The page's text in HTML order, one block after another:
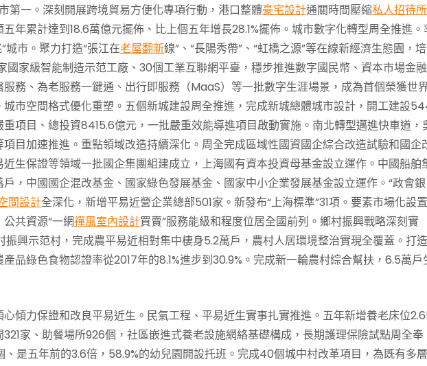
第一。深刻開展跨境貿易方便化專項行動，港口整體豪宅設計通關時間壓縮私人招待
年累計達到18.6萬億元擺佈、比上個五年增長28.1%擺佈。城市數字化轉型周全推進。
城市。聚力打造“張江在老屋翻新線”、“長陽秀帶”、“虹橋之源”等在線新經濟生態園，
國家級智能制造示范工廠、30個工業互聯網平臺，穩步推進數字國民幣、資本市場金
務、為老服務一鍵通、出行即服務（MaaS）等一批數字生涯場景，成為首個榮獲世
市空間格式優化重塑。五個新城建設周全推進，完成新城總體城市設計，開工建設
項目、總投資8415.6億元，一批嚴重效能導進項目啟動實施。南北轉型邁進快車道，
目加速推進。重點領域改造持續深化。周全完成區域性國資國企綜合改造試驗和國企
生保證等領域一批國企集團組建成立，上海國有資本投資母基金設立運作。中國船舶
，中國國企混改基金、國家綠色發展基金、國家中小企業發展基金設立運作。“政會銀
間設計全深化，新增平易近營企業總部501家。新發布“上海標準”31項。要素市場化設置
共資源“一網禪風室內設計買賣”服務能級和程度位居全國前列。鄉村振興戰略深刻實
振興示范村，完成農平易近相對集中棲身5.2萬戶，農村人居環境整治實現全覆蓋。打
品綠色食物認證率從2017年的8.1%進步到30.9%。完成新一輪農村綜合幫扶，6.5萬戶
心傾力保證和改良平易近生。民氣工程、平易近生實事扎實推進。五年新增養老床位
家、助餐場所926個，社區嵌進式養老設施網絡基礎構成，長期護理保險試點周全奉
、是五年前的3.6倍，58.9%的幼兒園開設托班。完成40個城中村改革項目，為既有多層